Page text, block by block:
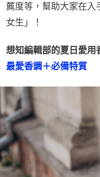
薦度等，幫助大家在入
女生」！
想知編輯部的夏日愛
最愛香調＋必備特質